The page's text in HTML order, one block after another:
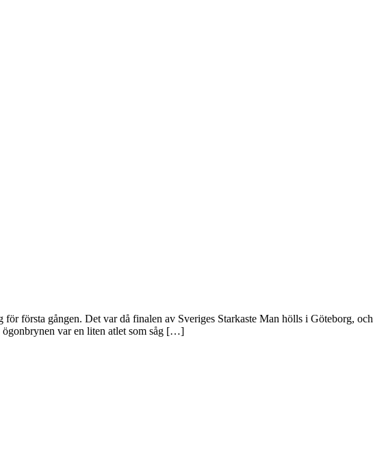
första gången. Det var då finalen av Sveriges Starkaste Man hölls i Göteborg,
var en liten atlet som såg […]